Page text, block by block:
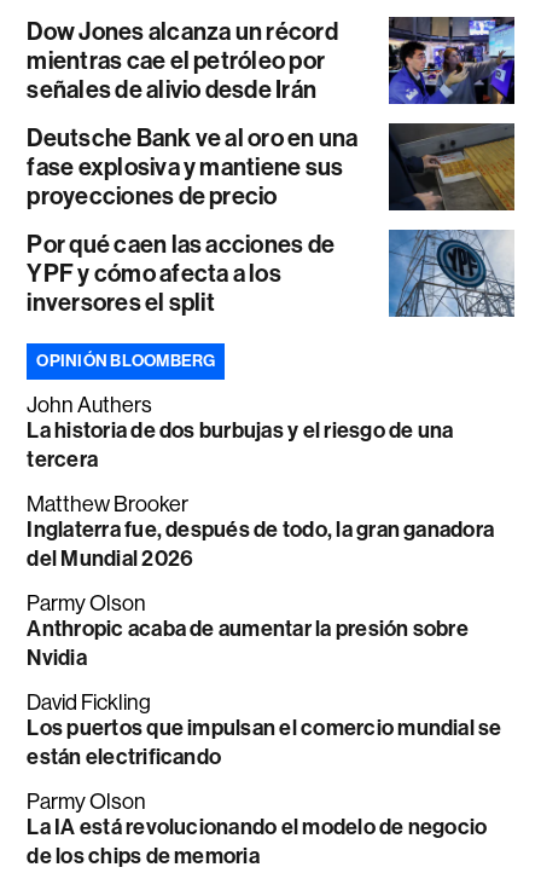
Dow Jones alcanza un récord
mientras cae el petróleo por
señales de alivio desde Irán
Deutsche Bank ve al oro en una
fase explosiva y mantiene sus
proyecciones de precio
Por qué caen las acciones de
YPF y cómo afecta a los
inversores el split
OPINIÓN BLOOMBERG
John Authers
La historia de dos burbujas y el riesgo de una
tercera
Matthew Brooker
Inglaterra fue, después de todo, la gran ganadora
del Mundial 2026
Parmy Olson
Anthropic acaba de aumentar la presión sobre
Nvidia
David Fickling
Los puertos que impulsan el comercio mundial se
están electrificando
Parmy Olson
La IA está revolucionando el modelo de negocio
de los chips de memoria